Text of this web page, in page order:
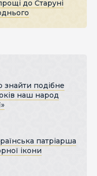
до Старуні
знайти подібне
наш народ
патріарша
ікони